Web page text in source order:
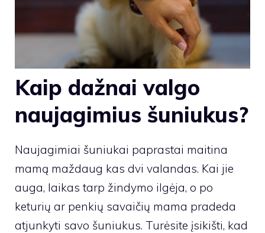
Kaip dažnai valgo
naujagimius šuniukus?
Naujagimiai šuniukai paprastai maitina
mamą maždaug kas dvi valandas. Kai jie
auga, laikas tarp žindymo ilgėja, o po
keturių ar penkių savaičių mama pradeda
atjunkyti savo šuniukus. Turėsite įsikišti, kad